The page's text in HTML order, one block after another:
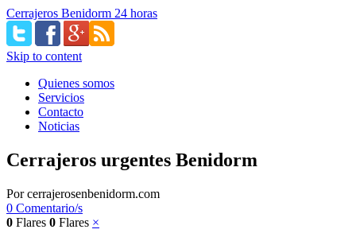
Cerrajeros Benidorm 24 horas
Skip to content
Quienes somos
Servicios
Contacto
Noticias
Cerrajeros urgentes Benidorm
Porcerrajerosenbenidorm.com
0 Comentario/s
0 Flares 0 Flares ×